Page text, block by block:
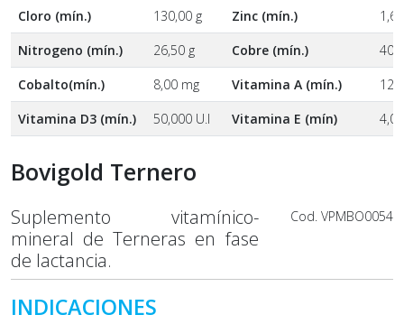
Cloro (mín.)
130,00 g Zinc (mín.)
Nitrogeno (mín.)
26,50 g Cobre (mín.)
Cobalto(mín.)
8,00 mg Vitamina A (mín.)
Vitamina D3 (mín.)
50,000 U.I Vitamina E (mín)
Bovigold Ternero
Suplemento vitamínico-
mineral de Terneras en fase
de lactancia.
Cod. VPMBO0054
INDICACIONES